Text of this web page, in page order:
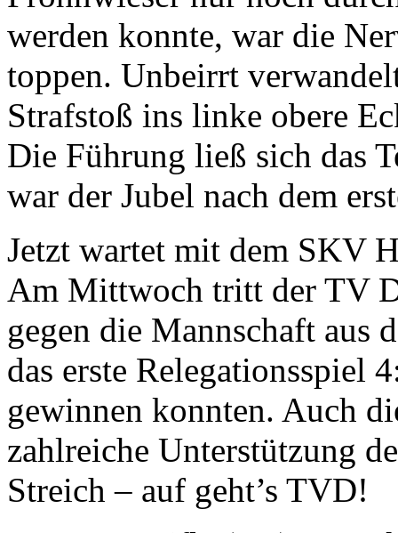
werden konnte, war die
toppen. Unbeirrt
Strafstoß ins linke obere
Die Führung ließ sich das
war der Jubel nach dem
Jetzt wartet mit dem SKV
Am Mittwoch tritt der TV
gegen die Mannschaft aus
das erste Relegationsspiel
gewinnen konnten. Auch
zahlreiche Unterstützung
Streich – auf geht’s TVD!